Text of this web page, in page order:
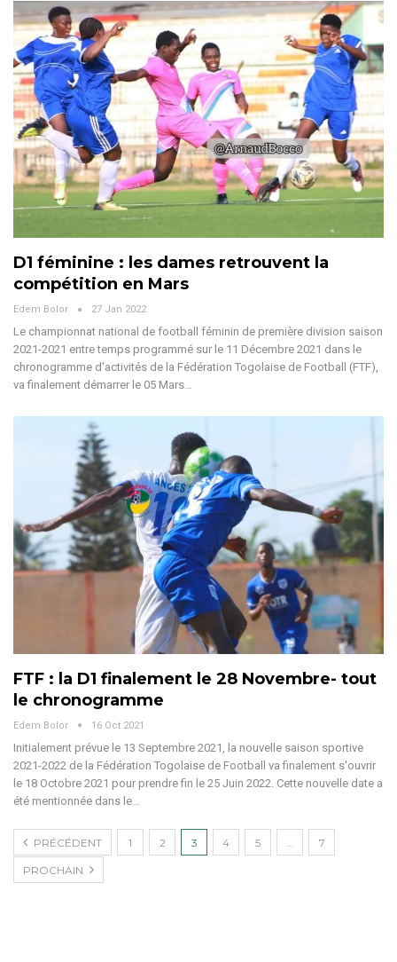
D1 féminine : les dames retrouvent la
compétition en Mars
Edem Bolor 27 Jan 2022
Le championnat national de football féminin de première division saison
2021-2021 entre temps programmé sur le 11 Décembre 2021 dans le
chronogramme d'activités de la Fédération Togolaise de Football (FTF),
va finalement démarrer le 05 Mars…
FTF : la D1 finalement le 28 Novembre- tout
le chronogramme
Edem Bolor 16 Oct 2021
Initialement prévue le 13 Septembre 2021, la nouvelle saison sportive
2021-2022 de la Fédération Togolaise de Football va finalement s'ouvrir
le 18 Octobre 2021 pour prendre fin le 25 Juin 2022. Cette nouvelle date a
été mentionnée dans le…
PRÉCÉDENT 1 2 3 4 5 7
PROCHAIN